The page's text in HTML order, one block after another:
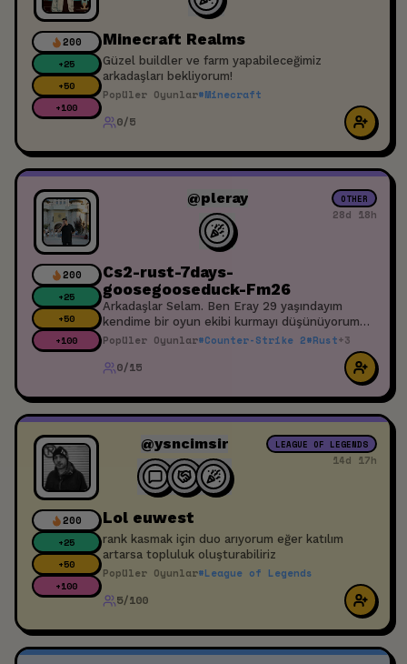
200
+25
+50
+100
Minecraft Realms
Güzel buildler ve farm yapabileceğimiz
arkadaşları bekliyorum!
Popüler Oyunlar#Minecraft
0/5
200
+25
+50
+100
@pleray OTHER
28d 18h
Cs2-rust-7days-
goosegooseduck-Fm26
Arkadaşlar Selam. Ben Eray 29 yaşındayım
kendime bir oyun ekibi kurmayı düşünüyorum
ilgilenenler katılabilir. Yayın düşüncem var o
yüzden sabit bir ekip olmasını istiyorum. Saygı
ve sevgi çerçevesinde doğru dürüst insanlar
Popüler Oyunlar#Counter-Strike 2#Rust+3
0/15
200
+25
+50
+100
@ysncimsir LEAGUE OF LEGENDS
14d 17h
Lol euwest
rank kasmak için duo arıyorum eğer katılım
artarsa topluluk oluşturabiliriz
Popüler Oyunlar#League of Legends
5/100